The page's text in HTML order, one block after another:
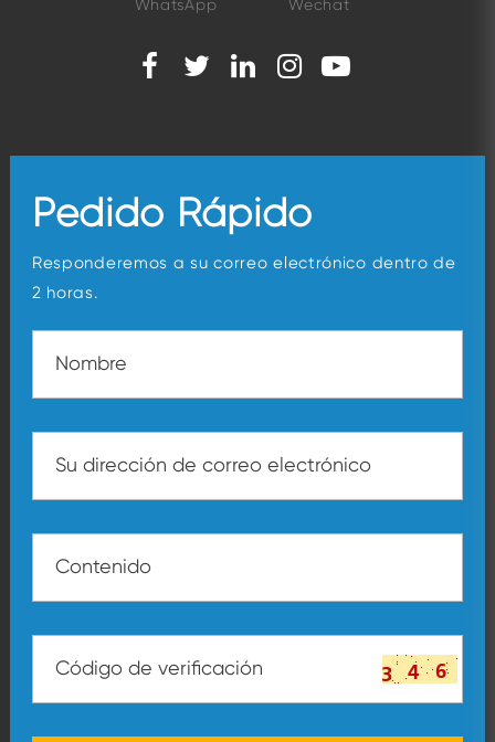
WhatsApp Wechat
Pedido Rápido
Responderemos a su correo electrónico dentro de
2 horas.